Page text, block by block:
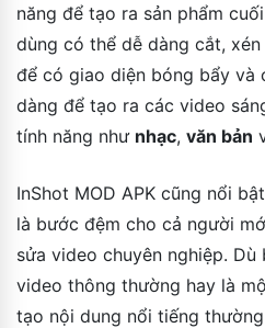
năng để tạo ra sản phẩm
dùng có thể dễ dàng cắt,
để có giao diện bóng bẩy và
dàng để tạo ra các video
tính năng như nhạc, văn bản
InShot MOD APK cũng nổi
là bước đệm cho cả người
sửa video chuyên nghiệp.
video thông thường hay là
tạo nội dung nổi tiếng